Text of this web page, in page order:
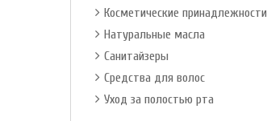
Косметические принадлежности
Натуральные масла
Санитайзеры
Средства для волос
Уход за полостью рта